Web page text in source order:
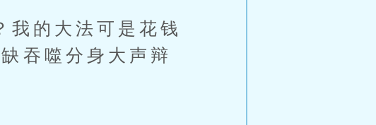
的大法可是花钱
吞噬分身大声辩